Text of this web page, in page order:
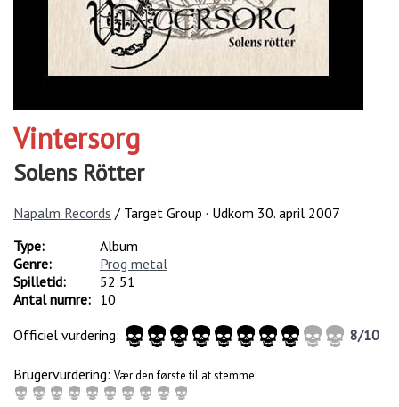
Vintersorg
Solens Rötter
Napalm Records / Target Group · Udkom 30. april 2007
Type:
Album
Genre:
Prog metal
Spilletid:
52:51
Antal numre: 10
Officiel vurdering:
8/10
Brugervurdering: Vær den første til at stemme.